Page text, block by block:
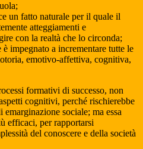
un fatto naturale per il quale il
atteggiamenti e
con la realtà che lo circonda;
impegnato a incrementare tutte le
emotivo-affettiva, cognitiva,
formativi di successo, non
cognitivi, perché rischierebbe
sociale; ma essa
efficaci, per rapportarsi
del conoscere e della società